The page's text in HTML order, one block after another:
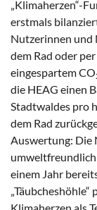
„Klimaherzen“-
erstmals
Nutzerinnen und
dem Rad oder
eingespartem CO
die HEAG einen
Stadtwaldes pro
dem Rad
Auswertung: Die
umweltfreundlich
einem Jahr
Klimaherzen als